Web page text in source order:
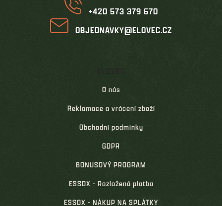
+420 573 379 670
OBJEDNAVKY@ELOVEC.CZ
O nás
Reklamace a vrácení zboží
Obchodní podmínky
GDPR
BONUSOVÝ PROGRAM
ESSOX - Rozložená platba
ESSOX - NÁKUP NA SPLÁTKY